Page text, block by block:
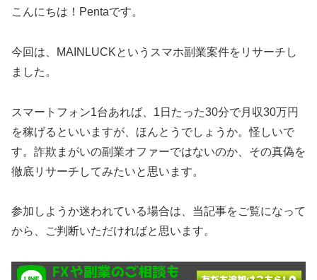
こんにちは！Pentaです。
今回は、MAINLUCKというスマホ副業案件をリサーチし
ました。
スマートフォン1台あれば、1日たった30分で月収30万円
を稼げるといいますが、ほんとうでしょうか。怪しいで
す。詐欺まがいの副業オファーではないのか、その真偽を
徹底リサーチしてみたいと思います。
参加しようか迷われている場合は、当記事をご覧になって
から、ご判断いただければと思います。